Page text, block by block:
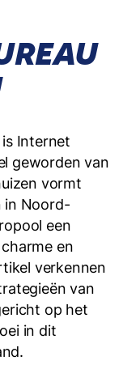
Internet
geworden van
vormt
in Noord-
een
en
verkennen
van
op het
in dit